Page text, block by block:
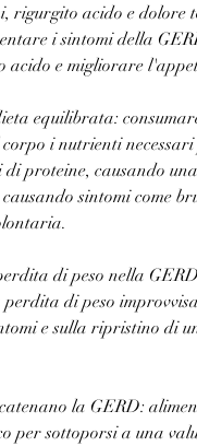
rigurgito acido e dolore
i sintomi della
acido e migliorare
equilibrata:
i nutrienti
proteine, causando
sintomi come
di peso nella GERD
di peso
e sulla ripristino di
la GERD:
per sottoporsi a una